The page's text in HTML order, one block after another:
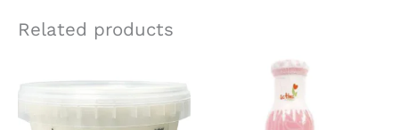
Related products